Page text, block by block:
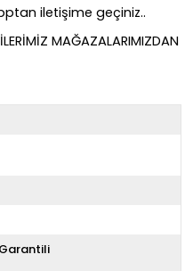
iletişime geçiniz..
MAĞAZALARIMIZDAN